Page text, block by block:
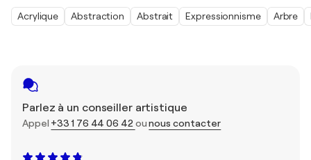
Parlez à un conseiller artistique
Appel +33 1 76 44 06 42 ounous contacter
Acrylique Abstraction Abstrait Expressionnisme Arbre